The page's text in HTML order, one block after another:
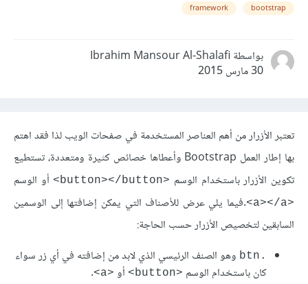
bootstrap
framework
بواسطة Ibrahim Mansour Al-Shalafi
30 مارس 2015
تعتبر الأزرار من أهم العناصر المستخدمة في صفحات الويب لذا فقد اهتم
بها إطار العمل Bootstrap وأعطاها خصائص كثيرة ومتعددة، تستطيع
تكوين الأزرار باستخدام الوسم <button></button> أو الوسم
<a></a>
.فيما يلي عرض للأصناف التي يمكن إضافتها إلى الوسمين
السابقين لتخصيص الأزرار حسب الحاجة:
.btn
وهو الصنف الرئيسي الذي لابد من إضافته في أي زر سواء
كان باستخدام الوسم <button> أو <a>
.